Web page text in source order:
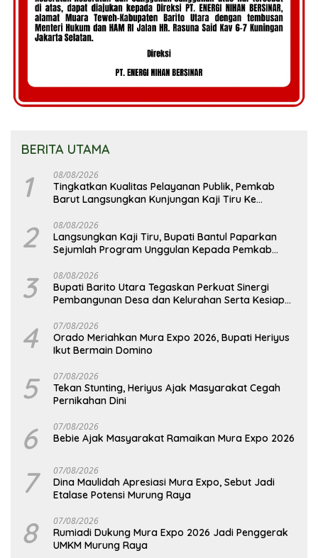
BERITA UTAMA
1 08/08/2026
Tingkatkan Kualitas Pelayanan Publik, Pemkab
Barut Langsungkan Kunjungan Kaji Tiru Ke
2 08/08/2026
Langsungkan Kaji Tiru, Bupati Bantul Paparkan
Sejumlah Program Unggulan Kepada Pemkab
3 08/08/2026
Bupati Barito Utara Tegaskan Perkuat Sinergi
Pembangunan Desa dan Kelurahan Serta Kesiapan
4 07/08/2026
Orado Meriahkan Mura Expo 2026, Bupati Heriyus
Ikut Bermain Domino
5 07/08/2026
Tekan Stunting, Heriyus Ajak Masyarakat Cegah
Pernikahan Dini
6 07/08/2026
Bebie Ajak Masyarakat Ramaikan Mura Expo 2026
7 07/08/2026
Dina Maulidah Apresiasi Mura Expo, Sebut Jadi
Etalase Potensi Murung Raya
8 07/08/2026
Rumiadi Dukung Mura Expo 2026 Jadi Penggerak
UMKM Murung Raya